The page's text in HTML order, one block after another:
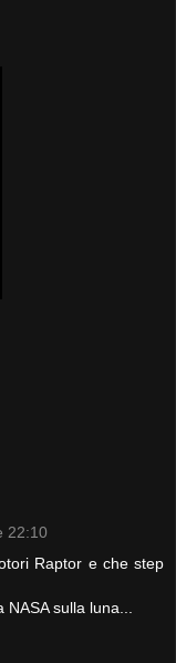
22:10
Raptor e che step
sulla luna...